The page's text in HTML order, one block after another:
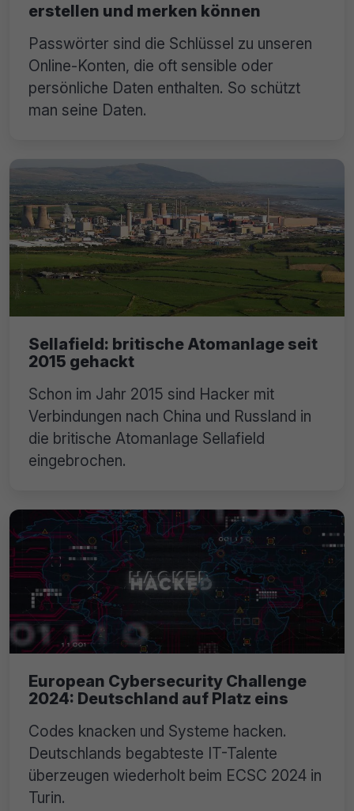
erstellen und merken können
Passwörter sind die Schlüssel zu unseren
Online-Konten, die oft sensible oder
persönliche Daten enthalten. So schützt
man seine Daten.
Sellafield: britische Atomanlage seit
2015 gehackt
Schon im Jahr 2015 sind Hacker mit
Verbindungen nach China und Russland in
die britische Atomanlage Sellafield
eingebrochen.
European Cybersecurity Challenge
2024: Deutschland auf Platz eins
Codes knacken und Systeme hacken.
Deutschlands begabteste IT-Talente
überzeugen wiederholt beim ECSC 2024 in
Turin.